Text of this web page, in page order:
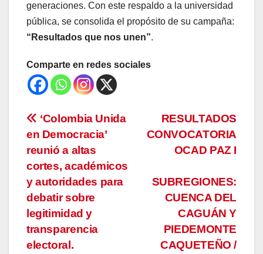
generaciones. Con este respaldo a la universidad
pública, se consolida el propósito de su campaña:
“Resultados que nos unen”.
Comparte en redes sociales
Navegación
de
entradas
RESULTADOS
CONVOCATORIA
OCAD PAZ I
SUBREGIONES:
CUENCA DEL
CAGUÁN Y
PIEDEMONTE
CAQUETEÑO /
‘Colombia Unida
en Democracia’
reunió a altas
cortes, académicos
y autoridades para
debatir sobre
legitimidad y
transparencia
electoral.